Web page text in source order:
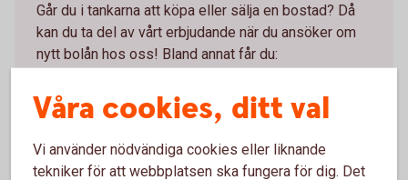
Går du i tankarna att köpa eller sälja en bostad? Då
kan du ta del av vårt erbjudande när du ansöker om
nytt bolån hos oss! Bland annat får du:
Kostnadsfritt handpenningslån under 6 månader
3 månaders kostnadsfri personförsäkring
Fastighetsbyrån -bolåneerbjudande
Våra cookies, ditt val
Vi använder nödvändiga cookies eller liknande
tekniker för att webbplatsen ska fungera för dig. Det